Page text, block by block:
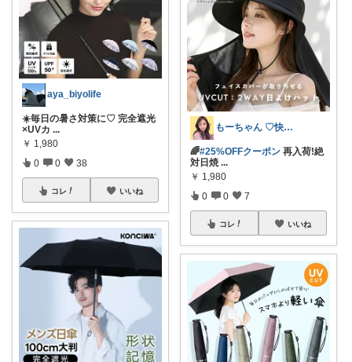
aya_biyolife
☀️毎日の暑さ対策に♡ 完全遮光
×UVカ ...
￥ 1,980
0 0 38
コレ いいね
もーちゃん ♡快適生活~旅行大好き🌈✨
🌈#25%OFFクーポン 再入荷!絶
対日焼 ...
￥ 1,980
0 0 7
コレ いいね